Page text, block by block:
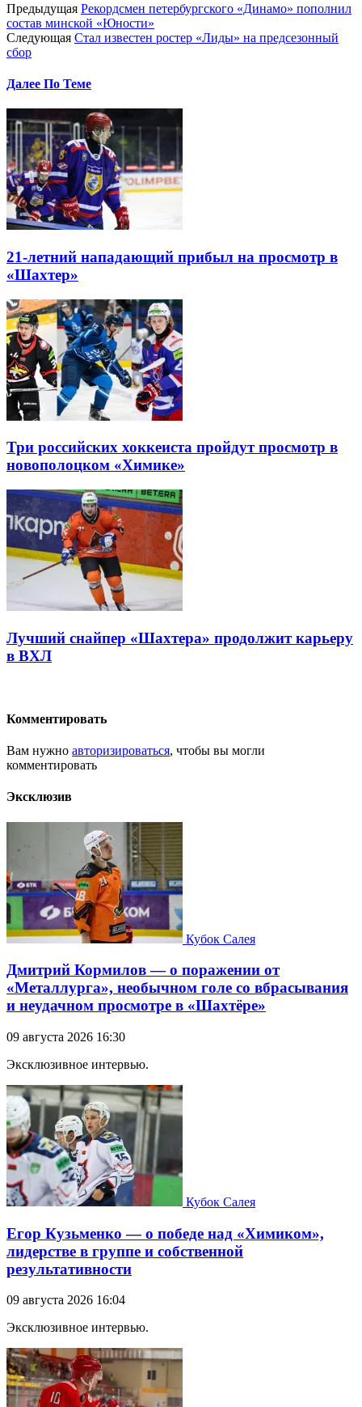
Предыдущая Рекордсмен петербургского «Динамо» пополнил
состав минской «Юности»
Следующая Стал известен ростер «Лиды» на предсезонный
сбор
Далее По Теме
21-летний нападающий прибыл на просмотр в
«Шахтер»
Три российских хоккеиста пройдут просмотр в
новополоцком «Химике»
Лучший снайпер «Шахтера» продолжит карьеру
в ВХЛ
Комментировать
Вам нужно авторизироваться, чтобы вы могли
комментировать
Эксклюзив
Кубок Салея
Дмитрий Кормилов — о поражении от
«Металлурга», необычном голе со вбрасывания
и неудачном просмотре в «Шахтёре»
09 августа 2026 16:30
Эксклюзивное интервью.
Кубок Салея
Егор Кузьменко — о победе над «Химиком»,
лидерстве в группе и собственной
результативности
09 августа 2026 16:04
Эксклюзивное интервью.